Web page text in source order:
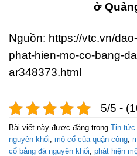
ở
Nguồn: https://vtc.vn/
phat-hien-mo-co-bang-
ar348373.html
5/5 -
Bài viết này được đăng trong Tin tức
nguyên khối mộ cổ của quận công
cổ bằng đá nguyên khối phát hiện